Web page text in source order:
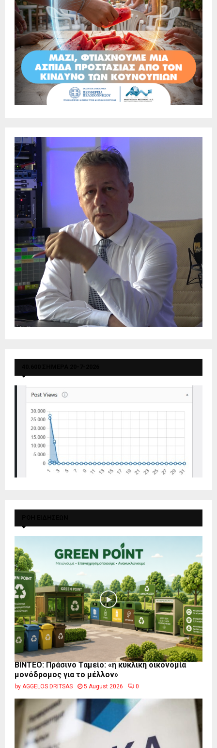
BINTEO: Πράσινο Ταμείο: «η κυκλική οικονομία
μονόδρομος για το μέλλον»
by AGGELOS DRITSAS 5 August 2026 0